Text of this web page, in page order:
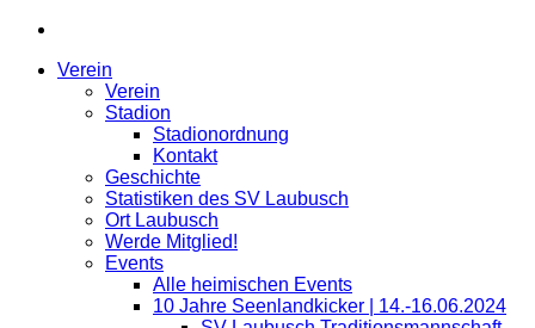
Verein
Verein
Stadion
Stadionordnung
Kontakt
Geschichte
Statistiken des SV Laubusch
Ort Laubusch
Werde Mitglied!
Events
Alle heimischen Events
10 Jahre Seenlandkicker | 14.-16.06.2024